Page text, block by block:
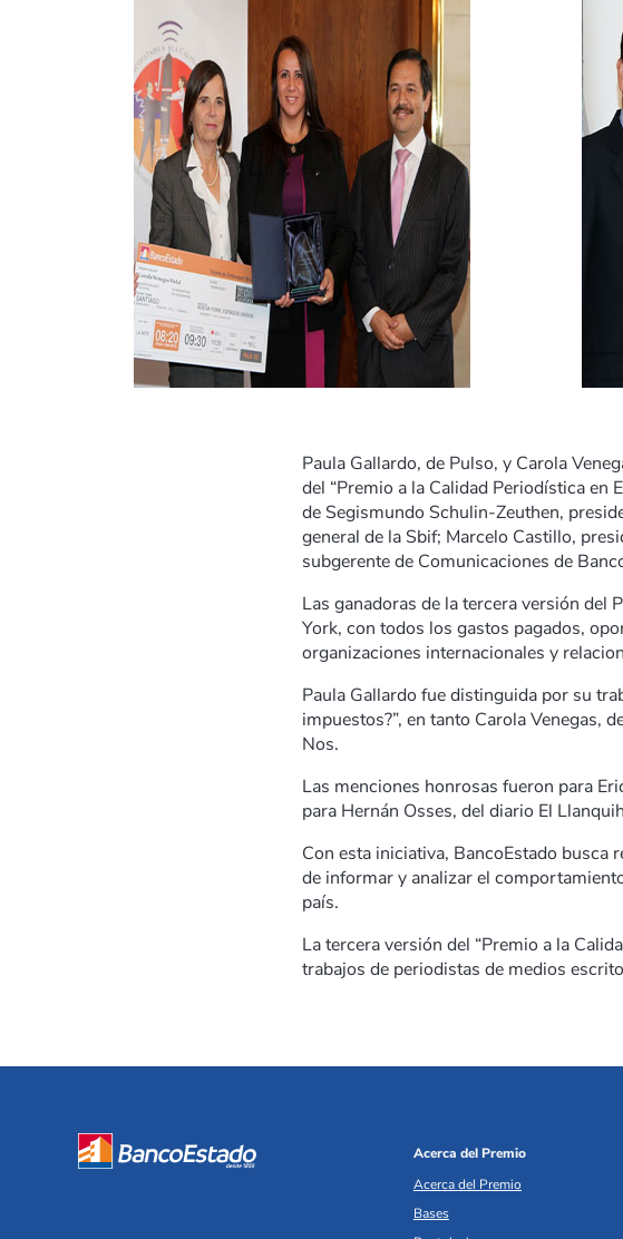
Paula Gallardo, de Pulso, y Carola
del “Premio a la Calidad Periodística en
de Segismundo Schulin-Zeuthen,
general de la Sbif; Marcelo Castillo,
subgerente de Comunicaciones de
Las ganadoras de la tercera versión del
York, con todos los gastos pagados,
organizaciones internacionales y
Paula Gallardo fue distinguida por su
impuestos?”, en tanto Carola Venegas,
Nos.
Las menciones honrosas fueron para
para Hernán Osses, del diario El
Con esta iniciativa, BancoEstado busca
de informar y analizar el
país.
La tercera versión del “Premio a la
trabajos de periodistas de medios
Acerca del Premio
Acerca del Premio
Bases